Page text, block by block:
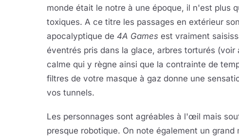
monde était le notre à une époque, il n'est plus
toxiques. A ce titre les passages en extérieur
apocalyptique de 4A Games est vraiment
éventrés pris dans la glace, arbres torturés
calme qui y règne ainsi que la contrainte de
filtres de votre masque à gaz donne une
vos tunnels.
Les personnages sont agréables à l'œil mais
presque robotique. On note également un